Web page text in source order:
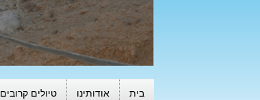
בית אודותינו טיולים קרובים